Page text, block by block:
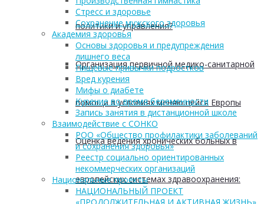
политики и управления?
Организация первичной медико-санитарной
помощи в условиях меняющейся Европы
Оценка ведения хронических больных в
европейских системах здравоохранения:
Стресс и здоровье
Сохранение мужского здоровья
Академия здоровья
Основы здоровья и предупреждения
лишнего веса
Пищевые привычки подростков
Вред курения
Мифы о диабете
Курение во время беременности
Запись занятия в дистанционной школе
Взаимодействие с СОНКО
РОО «Общество профилактики заболеваний
и сохранения здоровья»
Реестр социально ориентированных
некоммерческих организаций
Национальные проекты
НАЦИОНАЛЬНЫЙ ПРОЕКТ